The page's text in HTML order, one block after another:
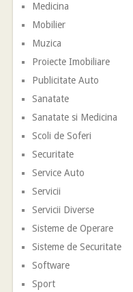
Medicina
Mobilier
Muzica
Proiecte Imobiliare
Publicitate Auto
Sanatate
Sanatate si Medicina
Scoli de Soferi
Securitate
Service Auto
Servicii
Servicii Diverse
Sisteme de Operare
Sisteme de Securitate
Software
Sport